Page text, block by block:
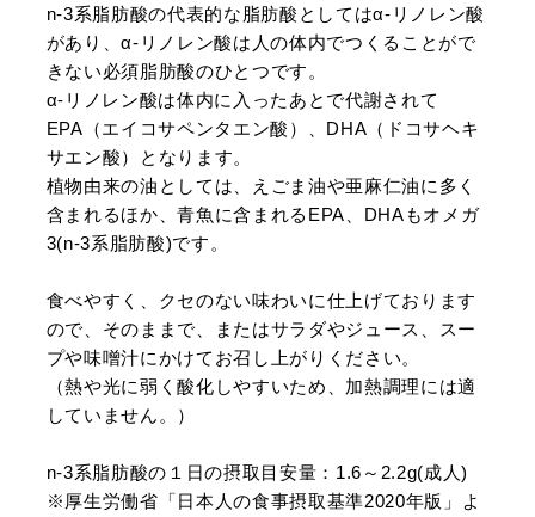
n-3系脂肪酸の代表的な脂肪酸としてはα-リノレン酸
があり、α-リノレン酸は人の体内でつくることがで
きない必須脂肪酸のひとつです。
α-リノレン酸は体内に入ったあとで代謝されて
EPA（エイコサペンタエン酸）、DHA（ドコサヘキ
サエン酸）となります。
植物由来の油としては、えごま油や亜麻仁油に多く
含まれるほか、青魚に含まれるEPA、DHAもオメガ
3(n-3系脂肪酸)です。
食べやすく、クセのない味わいに仕上げております
ので、そのままで、またはサラダやジュース、スー
プや味噌汁にかけてお召し上がりください。
（熱や光に弱く酸化しやすいため、加熱調理には適
していません。）
n-3系脂肪酸の１日の摂取目安量：1.6～2.2g(成人)
※厚生労働省「日本人の食事摂取基準2020年版」よ